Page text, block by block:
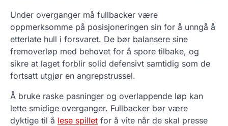
Under overganger må fullbacker være
oppmerksomme på posisjoneringen sin for å unngå å
etterlate hull i forsvaret. De bør balansere sine
fremoverløp med behovet for å spore tilbake, og
sikre at laget forblir solid defensivt samtidig som de
fortsatt utgjør en angrepstrussel.
Å bruke raske pasninger og overlappende løp kan
lette smidige overganger. Fullbacker bør være
dyktige til å lese spillet for å vite når de skal presse